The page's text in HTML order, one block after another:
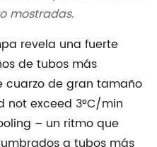
mostradas.
revela una fuerte
de tubos más
cuarzo de gran tamaño
not exceed 3°C/min
– un ritmo que
a tubos más